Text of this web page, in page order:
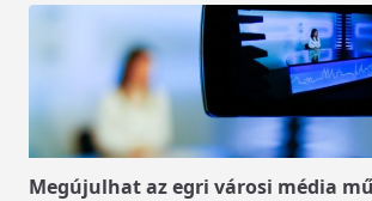
Megújulhat az egri városi média